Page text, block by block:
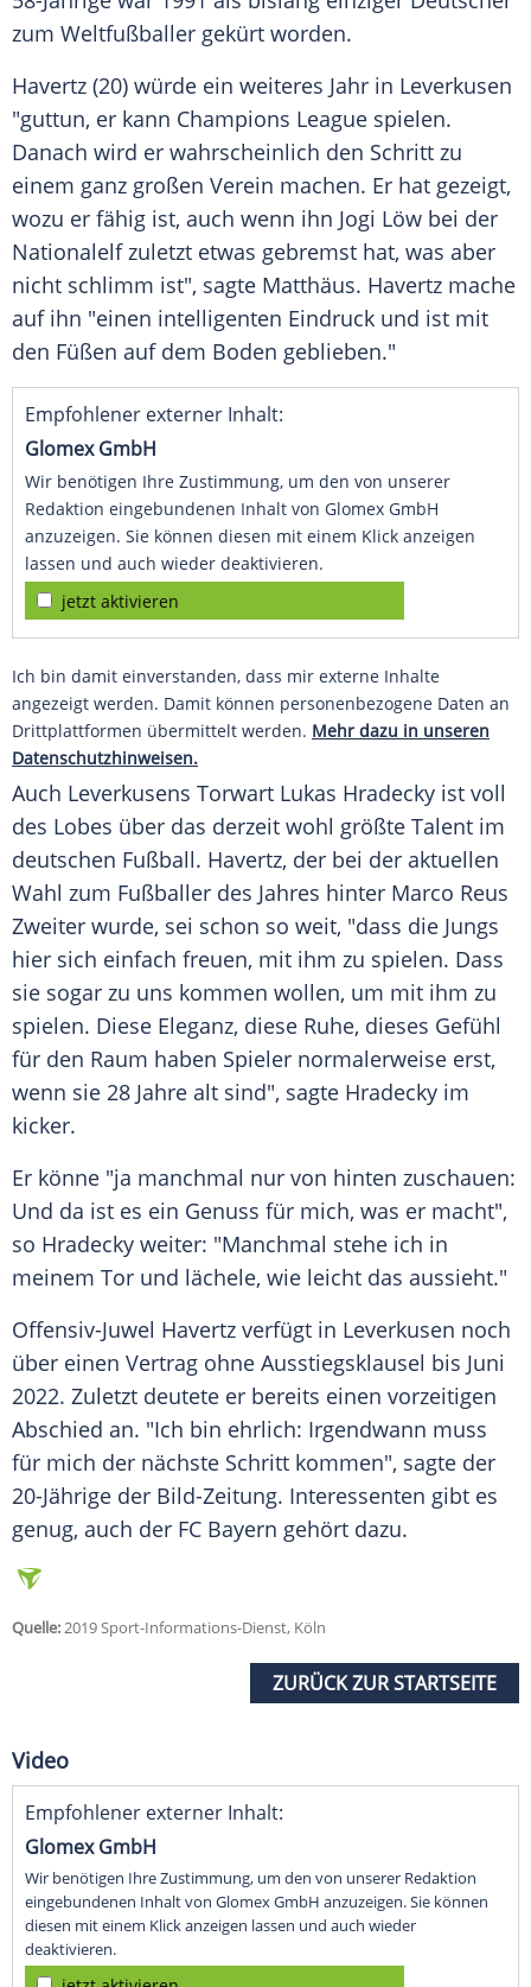
zum Weltfußballer gekürt worden.
Havertz (20) würde ein weiteres Jahr in Leverkusen
"guttun, er kann Champions League spielen.
Danach wird er wahrscheinlich den Schritt zu
einem ganz großen Verein machen. Er hat gezeigt,
wozu er fähig ist, auch wenn ihn Jogi Löw bei der
Nationalelf zuletzt etwas gebremst hat, was aber
nicht schlimm ist", sagte Matthäus. Havertz mache
auf ihn "einen intelligenten Eindruck und ist mit
den Füßen auf dem Boden geblieben."
Empfohlener externer Inhalt:
Glomex GmbH
Wir benötigen Ihre Zustimmung, um den von unserer
Redaktion eingebundenen Inhalt von Glomex GmbH
anzuzeigen. Sie können diesen mit einem Klick anzeigen
lassen und auch wieder deaktivieren.
jetzt aktivieren
Ich bin damit einverstanden, dass mir externe Inhalte
angezeigt werden. Damit können personenbezogene Daten an
Drittplattformen übermittelt werden. Mehr dazu in unseren
Datenschutzhinweisen.
Auch Leverkusens Torwart Lukas Hradecky ist voll
des Lobes über das derzeit wohl größte Talent im
deutschen Fußball. Havertz, der bei der aktuellen
Wahl zum Fußballer des Jahres hinter Marco Reus
Zweiter wurde, sei schon so weit, "dass die Jungs
hier sich einfach freuen, mit ihm zu spielen. Dass
sie sogar zu uns kommen wollen, um mit ihm zu
spielen. Diese Eleganz, diese Ruhe, dieses Gefühl
für den Raum haben Spieler normalerweise erst,
wenn sie 28 Jahre alt sind", sagte Hradecky im
kicker.
Er könne "ja manchmal nur von hinten zuschauen:
Und da ist es ein Genuss für mich, was er macht",
so Hradecky weiter: "Manchmal stehe ich in
meinem Tor und lächele, wie leicht das aussieht."
Offensiv-Juwel Havertz verfügt in Leverkusen noch
über einen Vertrag ohne Ausstiegsklausel bis Juni
2022. Zuletzt deutete er bereits einen vorzeitigen
Abschied an. "Ich bin ehrlich: Irgendwann muss
für mich der nächste Schritt kommen", sagte der
20-Jährige der Bild-Zeitung. Interessenten gibt es
genug, auch der FC Bayern gehört dazu.
Quelle:2019 Sport-Informations-Dienst, Köln
ZURÜCK ZUR STARTSEITE
Video
Empfohlener externer Inhalt:
Glomex GmbH
Wir benötigen Ihre Zustimmung, um den von unserer Redaktion
eingebundenen Inhalt von Glomex GmbH anzuzeigen. Sie können
diesen mit einem Klick anzeigen lassen und auch wieder
deaktivieren.